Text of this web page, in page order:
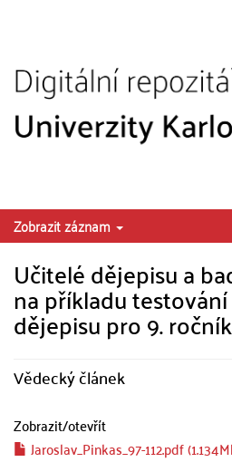
Zobrazit záznam
Učitelé dějepisu a
na příkladu
dějepisu pro 9.
Vědecký článek
Zobrazit/otevřít
Jaroslav_Pinkas_97-112.pdf